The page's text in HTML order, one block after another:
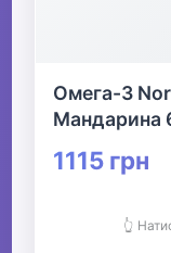
Омега-3
Мандарина
1115 грн
👆